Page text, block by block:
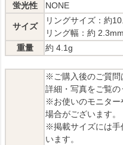
蛍光性
NONE
サイズ
リングサイズ：約
リング幅：約 2.3mm
重量
約 4.1g
※ご購入後のご質問
詳細・写真をご覧の
※お使いのモニター
場合がございます。
※掲載サイズには手
います。